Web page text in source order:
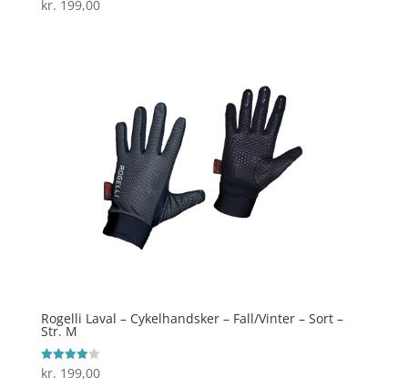
Vurderet
4.6
kr. 199,00
Rogelli Laval – Cykelhandsker – Fall/Vinter – Sort –
Str. M
Vurderet
4
kr. 199,00